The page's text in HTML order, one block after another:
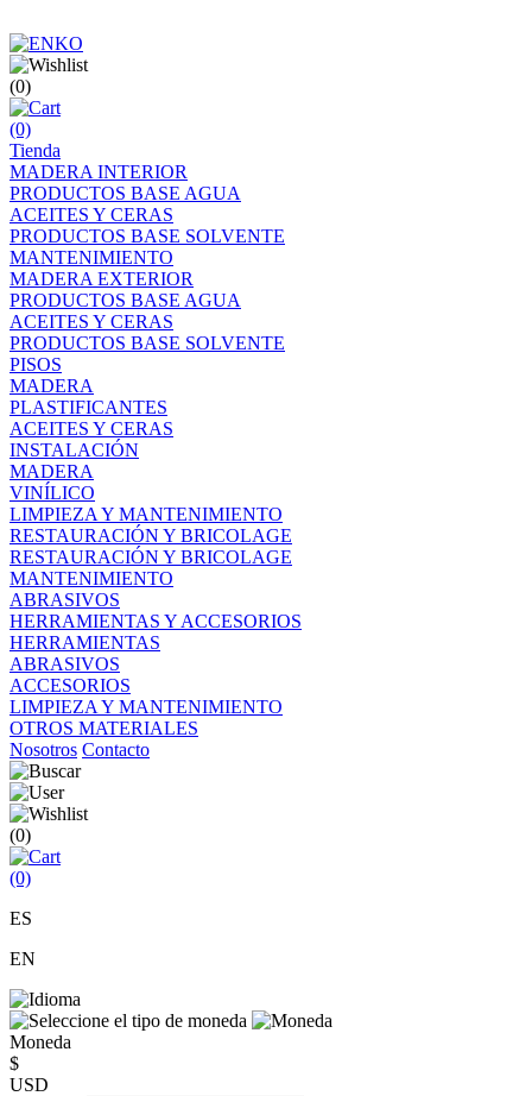
(0)
(0)
Tienda
MADERA INTERIOR
PRODUCTOS BASE AGUA
ACEITES Y CERAS
PRODUCTOS BASE SOLVENTE
MANTENIMIENTO
MADERA EXTERIOR
PRODUCTOS BASE AGUA
ACEITES Y CERAS
PRODUCTOS BASE SOLVENTE
PISOS
MADERA
PLASTIFICANTES
ACEITES Y CERAS
INSTALACIÓN
MADERA
VINÍLICO
LIMPIEZA Y MANTENIMIENTO
RESTAURACIÓN Y BRICOLAGE
RESTAURACIÓN Y BRICOLAGE
MANTENIMIENTO
ABRASIVOS
HERRAMIENTAS Y ACCESORIOS
HERRAMIENTAS
ABRASIVOS
ACCESORIOS
LIMPIEZA Y MANTENIMIENTO
OTROS MATERIALES
Nosotros Contacto
(0)
(0)
ES
EN
Moneda
$
USD